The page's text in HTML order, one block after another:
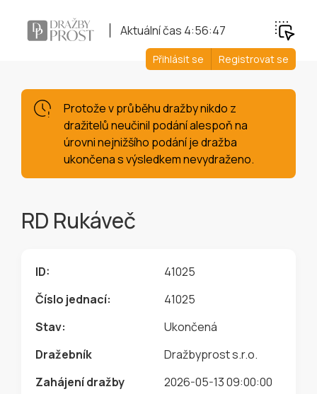
Aktuální čas 4:56:47
Přihlásit se Registrovat se
Protože v průběhu dražby nikdo z
dražitelů neučinil podání alespoň na
úrovni nejnižšího podání je dražba
ukončena s výsledkem nevydraženo.
RD Rukáveč
ID:
41025
Číslo jednací:
41025
Stav:
Ukončená
Dražebník
Dražbyprost s.r.o.
Zahájení dražby
2026-05-13 09:00:00